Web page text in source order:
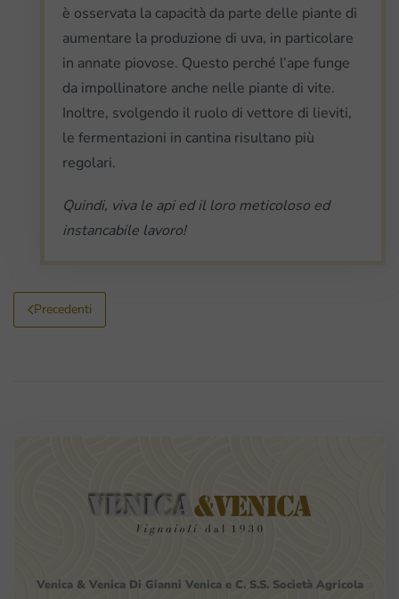
è osservata la capacità da parte delle piante di
aumentare la produzione di uva, in particolare
in annate piovose. Questo perché l’ape funge
da impollinatore anche nelle piante di vite.
Inoltre, svolgendo il ruolo di vettore di lieviti,
le fermentazioni in cantina risultano più
regolari.
Quindi, viva le api ed il loro meticoloso ed
instancabile lavoro!
Precedenti
Venica & Venica Di Gianni Venica e C. S.S. Società Agricola